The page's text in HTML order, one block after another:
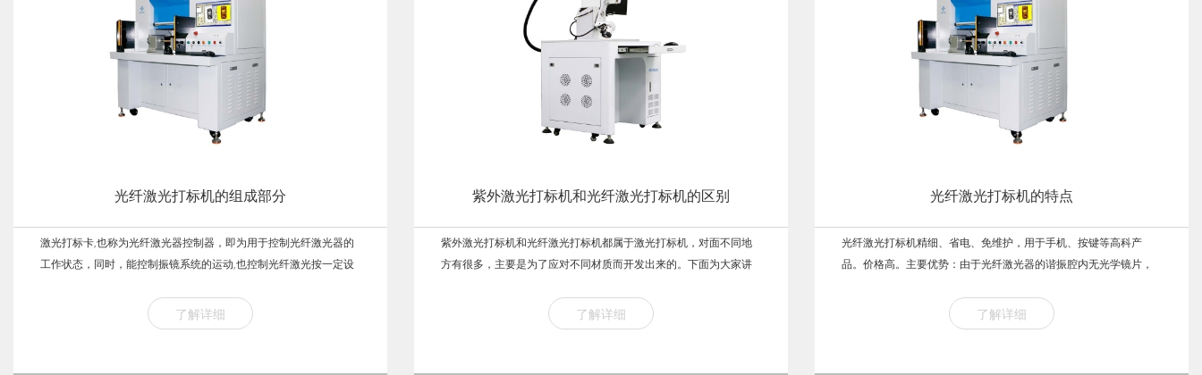
光纤激光打标机的组成部分
激光打标卡,也称为光纤激光器控制器，即为用于控制光纤激光器的
工作状态，同时，能控制振镜系统的运动,也控制光纤激光按一定设
网站或者电话咨询光纤激光打标机公司售后人员。
了解详细
紫外激光打标机和光纤激光打标机的区别
紫外激光打标机和光纤激光打标机都属于激光打标机，对面不同地
方有很多，主要是为了应对不同材质而开发出来的。下面为大家讲
了解详细
光纤激光打标机的特点
光纤激光打标机精细、省电、免维护，用于手机、按键等高科产
品。价格高。主要优势：由于光纤激光器的谐振腔内无光学镜片，
的。光纤导出，使得激光器能轻易胜任各种多维任意空间加工应用...
了解详细